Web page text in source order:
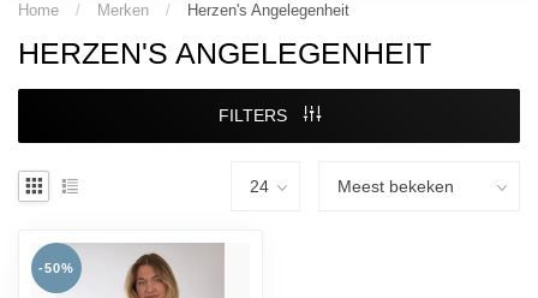
Home / Merken / Herzen's Angelegenheit
HERZEN'S ANGELEGENHEIT
FILTERS
-50%